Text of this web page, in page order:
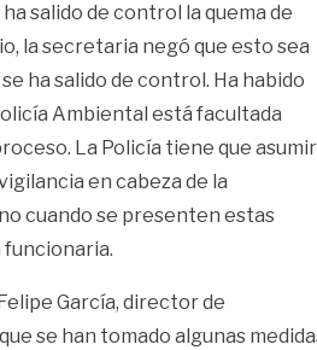
salido de control la quema de
la secretaria negó que esto sea
ha salido de control. Ha habido
Ambiental está facultada
La Policía tiene que asumir
en cabeza de la
cuando se presenten estas
funcionaria.
García, director de
se han tomado algunas